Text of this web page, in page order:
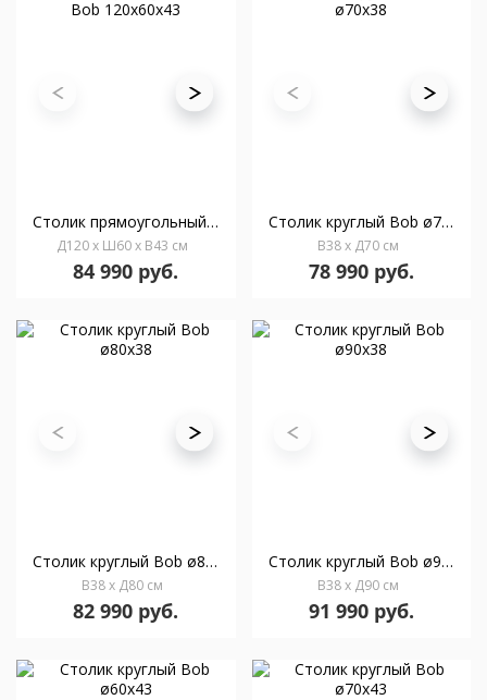
Столик прямоугольный Bob 120x60х43
Д120 x Ш60 x В43 см
84 990 руб.
Столик круглый Bob ø70х38
В38 x Д70 см
78 990 руб.
Столик круглый Bob ø80х38
В38 x Д80 см
82 990 руб.
Столик круглый Bob ø90х38
В38 x Д90 см
91 990 руб.